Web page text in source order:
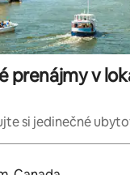
prenájmy v
si jedinečné